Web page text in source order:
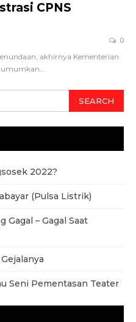
CPNS
0
akhirnya Kementerian
2022?
(Pulsa Listrik)
– Gagal Saat
Seni Pementasan Teater